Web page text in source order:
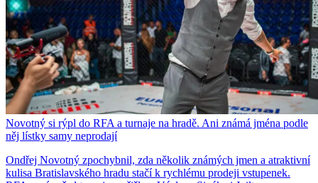
Novotný si rýpl do RFA a turnaje na hradě. Ani známá jména podle
něj lístky samy neprodají
Ondřej Novotný zpochybnil, zda několik známých jmen a atraktivní
kulisa Bratislavského hradu stačí k rychlému prodeji vstupenek.